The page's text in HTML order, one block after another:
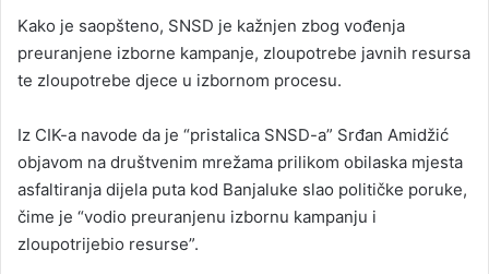
Kako je saopšteno, SNSD je kažnjen zbog vođenja
preuranjene izborne kampanje, zloupotrebe javnih resursa
te zloupotrebe djece u izbornom procesu.
Iz CIK-a navode da je “pristalica SNSD-a” Srđan Amidžić
objavom na društvenim mrežama prilikom obilaska mjesta
asfaltiranja dijela puta kod Banjaluke slao političke poruke,
čime je “vodio preuranjenu izbornu kampanju i
zloupotrijebio resurse”.